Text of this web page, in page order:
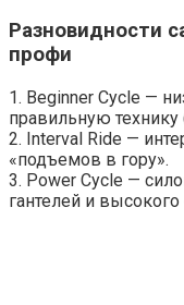
Разновидности
профи
1. Beginner Cycle —
правильную
2. Interval Ride —
«подъемов в гору».
3. Power Cycle —
гантелей и